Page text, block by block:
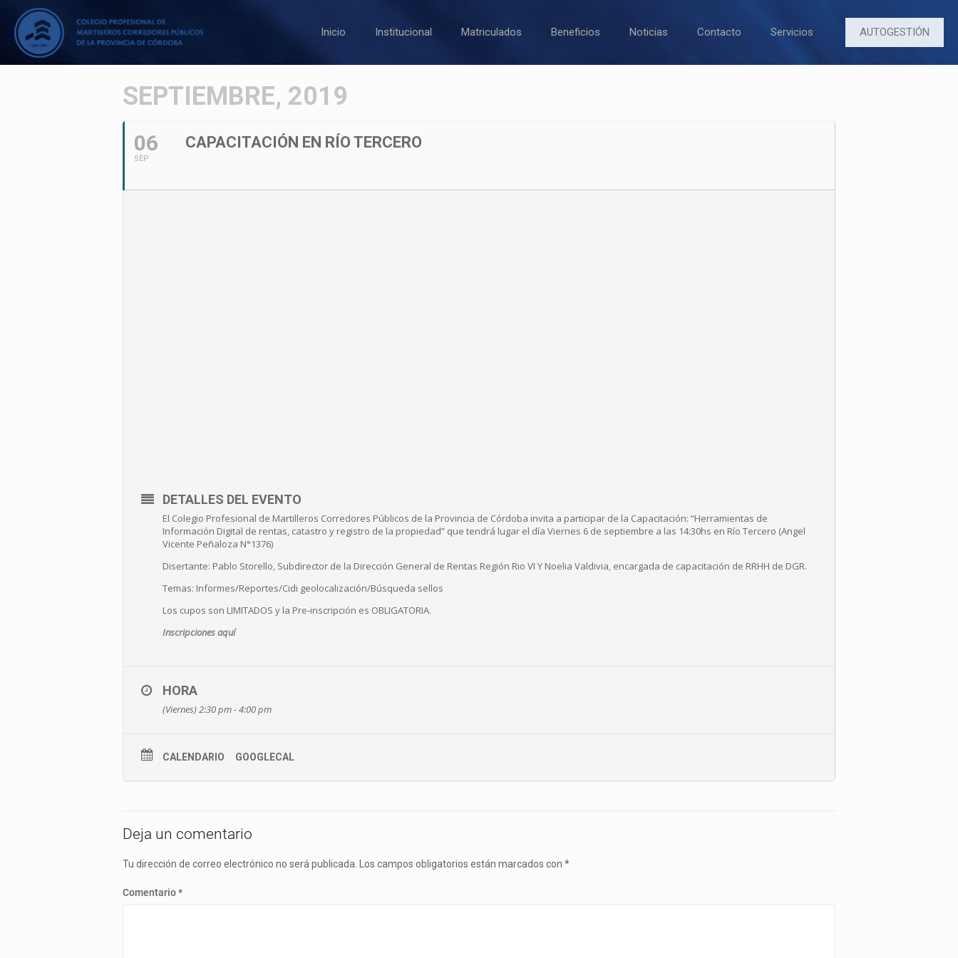
Inicio Institucional Matriculados Beneficios Noticias Contacto Servicios AUTOGESTIÓN
SEPTIEMBRE, 2019
06
SEP
CAPACITACIÓN EN RÍO TERCERO
DETALLES DEL EVENTO
El Colegio Profesional de Martilleros Corredores Públicos de la Provincia de Córdoba invita a participar de la Capacitación: “Herramientas de
Información Digital de rentas, catastro y registro de la propiedad” que tendrá lugar el día Viernes 6 de septiembre a las 14:30hs en Río Tercero (Angel
Vicente Peñaloza N°1376)
Disertante: Pablo Storello, Subdirector de la Dirección General de Rentas Región Rio VI Y Noelia Valdivia, encargada de capacitación de RRHH de DGR.
Temas: Informes/Reportes/Cidi geolocalización/Búsqueda sellos
Los cupos son LIMITADOS y la Pre-inscripción es OBLIGATORIA.
Inscripciones aquí
HORA
(Viernes) 2:30 pm - 4:00 pm
CALENDARIO GOOGLECAL
Deja un comentario
Tu dirección de correo electrónico no será publicada. Los campos obligatorios están marcados con *
Comentario*